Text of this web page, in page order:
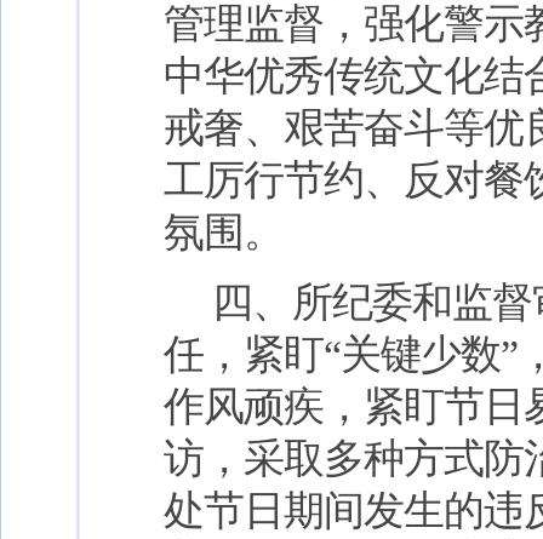
管理监督，强化警示
中华优秀传统文化结
戒奢、艰苦奋斗等优
工厉行节约、反对餐
氛围。
四、所纪委和监
任，紧盯“关键少数”
作风顽疾，紧盯节日
访，采取多种方式防
处节日期间发生的违